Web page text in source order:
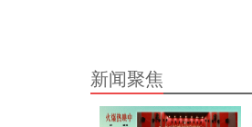
新闻聚焦